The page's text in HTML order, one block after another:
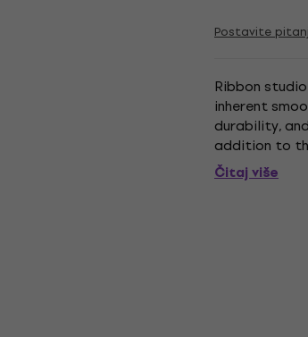
Postavite
Ribbon
inherent
durability,
addition to
into the
Čitaj više